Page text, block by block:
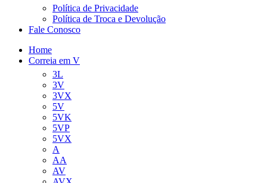
Política de Privacidade
Política de Troca e Devolução
Fale Conosco
Home
Correia em V
3L
3V
3VX
5V
5VK
5VP
5VX
A
AA
AV